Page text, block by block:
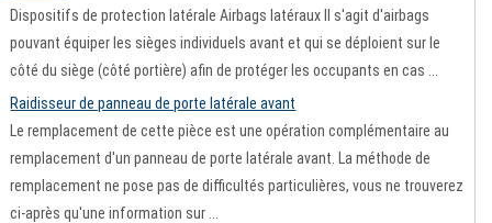
Dispositifs de protection latérale Airbags latéraux Il s'agit d'airbags
pouvant équiper les sièges individuels avant et qui se déploient sur le
côté du siège (côté portière) afin de protéger les occupants en cas ...
Raidisseur de panneau de porte latérale avant
Le remplacement de cette pièce est une opération complémentaire au
remplacement d'un panneau de porte latérale avant. La méthode de
remplacement ne pose pas de difficultés particulières, vous ne trouverez
ci-après qu'une information sur ...